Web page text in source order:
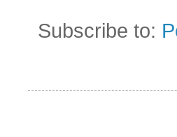
Subscribe to: